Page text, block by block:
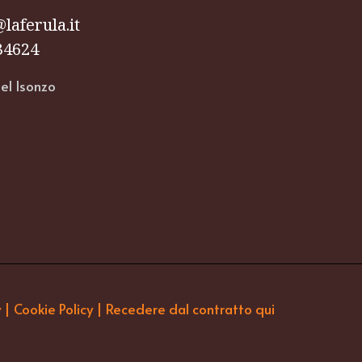
| Cookie Policy | Recedere dal contratto qui